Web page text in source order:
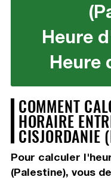
Heure
Heure
COMMENT
HORAIRE
CISJORDANIE
Pour calculer
(Palestine), vous